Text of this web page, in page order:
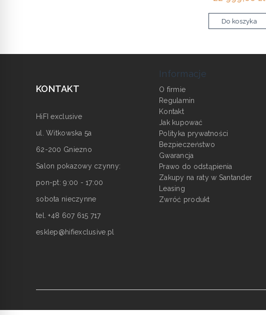
Do koszyka
KONTAKT
HiFI exclusive
ul. Witkowska 5a
62-200 Gniezno
Salon pokazowy czynny:
pon-pt: 9:00 - 17:00
sobota nieczynne
tel. +48 607 615 717
esklep@hifiexclusive.pl
Informacje
O firmie
Regulamin
Kontakt
Jak kupować
Polityka prywatności
Bezpieczeństwo
Gwarancja
Prawo do odstąpienia
Zakupy na raty w Santander
Leasing
Zwróć produkt